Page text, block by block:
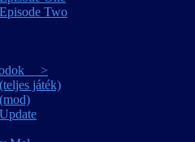
Two
>
játék)